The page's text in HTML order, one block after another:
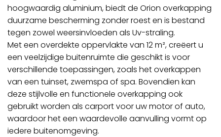
hoogwaardig aluminium, biedt de Orion overkapping
duurzame bescherming zonder roest en is bestand
tegen zowel weersinvloeden als Uv-straling.
Met een overdekte oppervlakte van 12 m², creëert u
een veelzijdige buitenruimte die geschikt is voor
verschillende toepassingen, zoals het overkappen
van een tuinset, zwemspa of spa. Bovendien kan
deze stijlvolle en functionele overkapping ook
gebruikt worden als carport voor uw motor of auto,
waardoor het een waardevolle aanvulling vormt op
iedere buitenomgeving.